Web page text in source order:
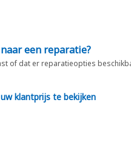
een reparatie?
of dat er reparatieopties
klantprijs te bekijken